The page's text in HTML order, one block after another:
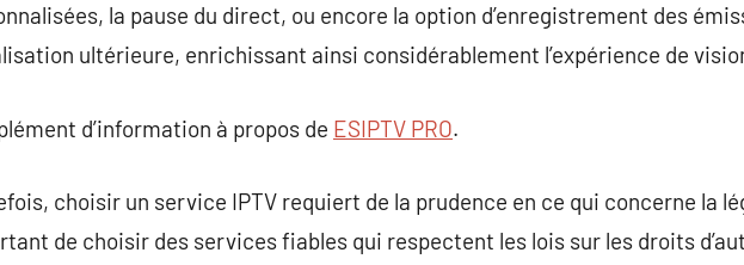
la pause du direct, ou encore la option d’enregistrement des
ultérieure, enrichissant ainsi considérablement l’expérience de
d’information à propos de ESIPTV PRO.
choisir un service IPTV requiert de la prudence en ce qui concerne la
de choisir des services fiables qui respectent les lois sur les droits